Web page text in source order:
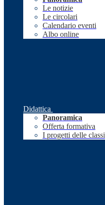
Le notizie
Le circolari
Calendario eventi
Albo online
Didattica
Panoramica
Offerta formativa
I progetti delle classi